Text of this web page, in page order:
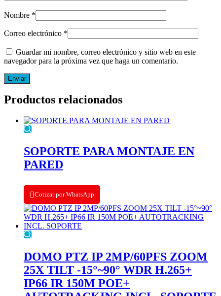
Nombre *
Correo electrónico *
Guardar mi nombre, correo electrónico y sitio web en este
navegador para la próxima vez que haga un comentario.
Productos relacionados
SOPORTE PARA MONTAJE EN
PARED
Cotizar por WhatsApp
DOMO PTZ IP 2MP/60PFS ZOOM
25X TILT -15°~90° WDR H.265+
IP66 IR 150M POE+